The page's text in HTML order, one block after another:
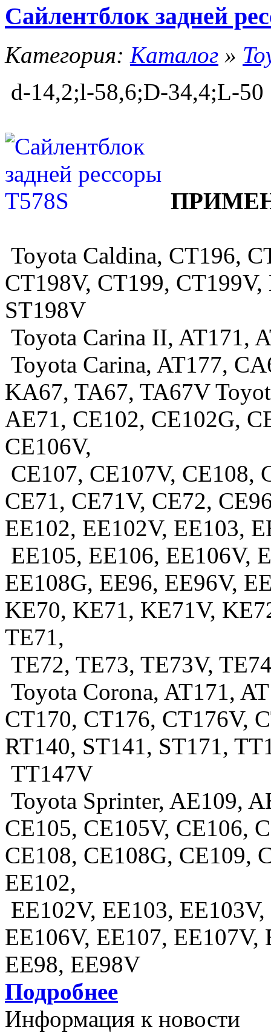
Сайлентблок задней
Категория: Каталог »
d-14,2;l-58,6;D-34,4;L-50
Toyota Caldina, CT196,
CT198V, CT199,
ST198V
Toyota Carina II, AT171,
Toyota Carina, AT177,
KA67, TA67, TA67V
AE71, CE102, CE102G,
CE106V,
CE107, CE107V, CE108,
CE71, CE71V, CE72,
EE102, EE102V, EE103,
EE105, EE106, EE106V,
EE108G, EE96, EE96V,
KE70, KE71, KE71V,
TE71,
TE72, TE73, TE73V,
Toyota Corona, AT171,
CT170, CT176, CT176V,
RT140, ST141, ST171,
TT147V
Toyota Sprinter, AE109,
CE105, CE105V, CE106,
CE108, CE108G, CE109,
EE102,
EE102V, EE103,
EE106V, EE107, EE107V,
EE98, EE98V
Подробнее
Информация к новости